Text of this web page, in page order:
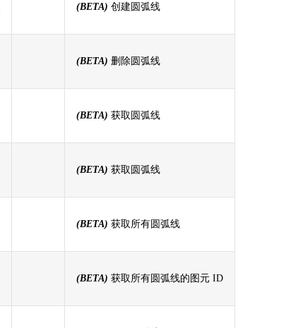
(BETA) 创建圆弧线
(BETA) 删除圆弧线
(BETA) 获取圆弧线
(BETA) 获取圆弧线
(BETA) 获取所有圆弧线
(BETA) 获取所有圆弧线的图元 ID